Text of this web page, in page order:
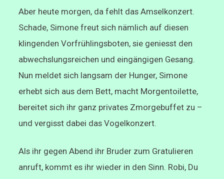
Aber heute morgen, da fehlt das Amselkonzert.
Schade, Simone freut sich nämlich auf diesen
klingenden Vorfrühlingsboten, sie geniesst den
abwechslungsreichen und eingängigen Gesang.
Nun meldet sich langsam der Hunger, Simone
erhebt sich aus dem Bett, macht Morgentoilette,
bereitet sich ihr ganz privates Zmorgebuffet zu –
und vergisst dabei das Vogelkonzert.
Als ihr gegen Abend ihr Bruder zum Gratulieren
anruft, kommt es ihr wieder in den Sinn. Robi, Du